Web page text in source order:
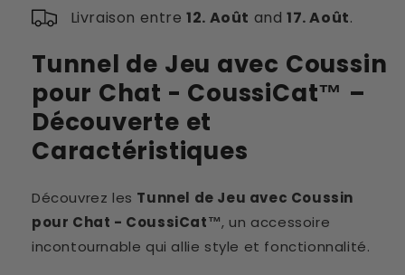
Chat
CoussiCat™
Chat
CoussiCat™
Livraison entre12. Août and 17. Août.
Tunnel de Jeu avec Coussin
pour Chat - CoussiCat™ –
Découverte et
Caractéristiques
Découvrez les Tunnel de Jeu avec Coussin
pour Chat - CoussiCat™, un accessoire
incontournable qui allie style et fonctionnalité.